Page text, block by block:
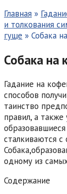
Главная »
и толкования
гуще » Собака
Собака на
Гадание на
способов
таинство
правил, а
сталкиваются с
Собака,
одному из
Содержание